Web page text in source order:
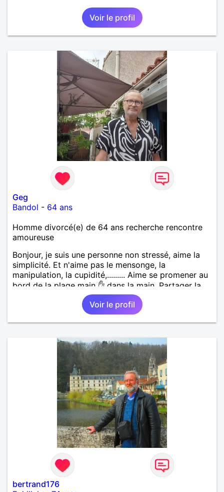
Voir le profil
Geg
Bandol - 64 ans
Homme divorcé(e) de 64 ans recherche rencontre
amoureuse
Bonjour, je suis une personne non stressé, aime la
simplicité. Et n'aime pas le mensonge, la
manipulation, la cupidité,......... Aime se promener au
bord de la plage main ✋ dans la main. Partager la
vie. Les restos, les sorties, visiter les vieux villages
avec leurs anecdotes. Sans oublier la famille. Si une
Voir le profil
bertrand176